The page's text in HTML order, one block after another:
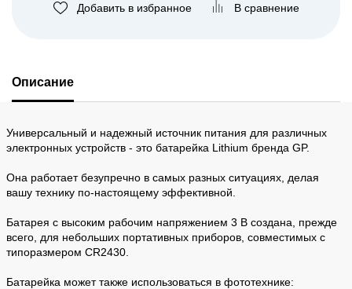
Добавить в избранное В сравнение
Описание
Универсальный и надежный источник питания для различных
электронных устройств - это батарейка Lithium бренда GP.
Она работает безупречно в самых разных ситуациях, делая
вашу технику по-настоящему эффективной.
Батарея с высоким рабочим напряжением 3 В создана, прежде
всего, для небольших портативных приборов, совместимых с
типоразмером CR2430.
Батарейка может также использоваться в фототехнике: